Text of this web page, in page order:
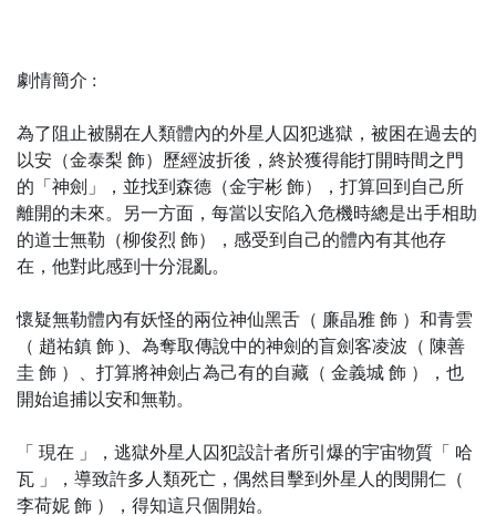
劇情簡介 :
為了阻止被關在人類體內的外星人囚犯逃獄，被困在過去的
以安（金泰梨 飾）歷經波折後，終於獲得能打開時間之門
的「神劍」，並找到森德（金宇彬 飾），打算回到自己所
離開的未來。另一方面，每當以安陷入危機時總是出手相助
的道士無勒（柳俊烈 飾），感受到自己的體內有其他存
在，他對此感到十分混亂。
懷疑無勒體內有妖怪的兩位神仙黑舌（ 廉晶雅 飾 ）和青雲
（ 趙祐鎮 飾 )、為奪取傳說中的神劍的盲劍客凌波（ 陳善
圭 飾 ）、打算將神劍占為己有的自藏（ 金義城 飾 ），也
開始追捕以安和無勒。
「 現在 」，逃獄外星人囚犯設計者所引爆的宇宙物質「 哈
瓦 」，導致許多人類死亡，偶然目擊到外星人的閔開仁（
李荷妮 飾 ），得知這只個開始。